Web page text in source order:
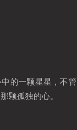
的一颗星星，不管
颗孤独的心。